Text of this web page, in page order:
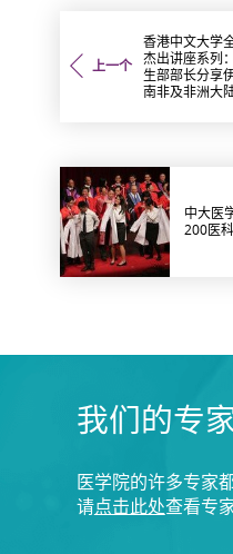
上一个
香港中文大学
杰出讲座系列
生部部长分享
南非及非洲大
中大医
200医
我们的专
医学院的许多专家
请点击此处查看专